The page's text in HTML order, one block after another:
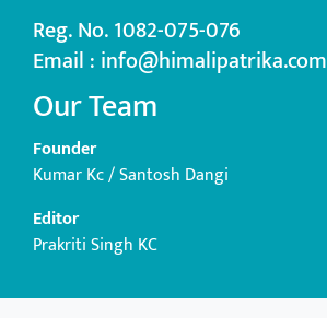
Reg. No. 1082-075-076
Email : info@himalipatrika.com
Our Team
Founder
Kumar Kc / Santosh Dangi
Editor
Prakriti Singh KC